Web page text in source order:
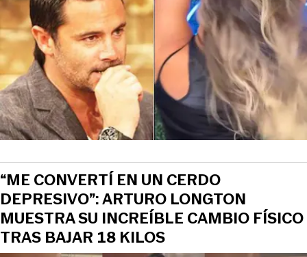
“ME CONVERTÍ EN UN CERDO
DEPRESIVO”: ARTURO LONGTON
MUESTRA SU INCREÍBLE CAMBIO FÍSICO
TRAS BAJAR 18 KILOS